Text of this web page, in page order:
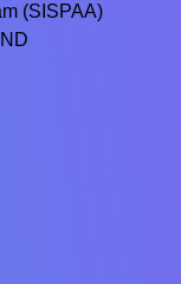
(SISPAA)